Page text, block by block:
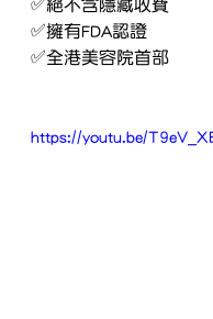
✅絕不含隱藏收費
✅擁有FDA認證
✅全港美容院首部
https://youtu.be/